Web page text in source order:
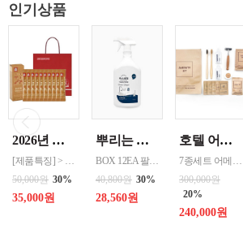
인기상품
2026년 설명절 선물세트 [정관장] 홍삼기보데일리스틱 10ml*10포
[제품특징] > 120여 년 노하우로 재배된 6년근 홍과 제조기술로 추출 > 100% 계약재배를 통한 6년근 인삼 > 430여 가지의까다로운 품질 검사 > 액상형 농축액으로 음용이 쉬움 [제품성분] > 덱스트린, 정제수, 홍삼농축액(6년근, 고형분 64%, 홍삼성분 70mg/g 이상, 국산) 6.5%, 녹용추출액(뉴질랜드산), 식물혼합농축액(작약
50,000원 30%
35,000원
뿌리는 락스세제(욕실용) 1,000ml 12개 한박스단위 판매
BOX 12EA 팔레트 0.0123 원산지 한국 BARCODE 8809367760815
40,800원 30%
28,560원
호텔 어메니티 여행용 세면도구 50세트 대박스로만 판매 친환경 트레블세트 해외여행준비물 여행세트 일회용세면도구 어메니티세트
7종세트 어메니티 단체
300,000원
20%
240,000원